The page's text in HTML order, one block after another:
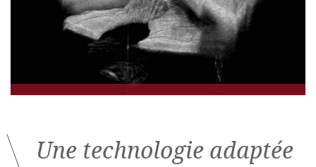
Une technologie adaptée